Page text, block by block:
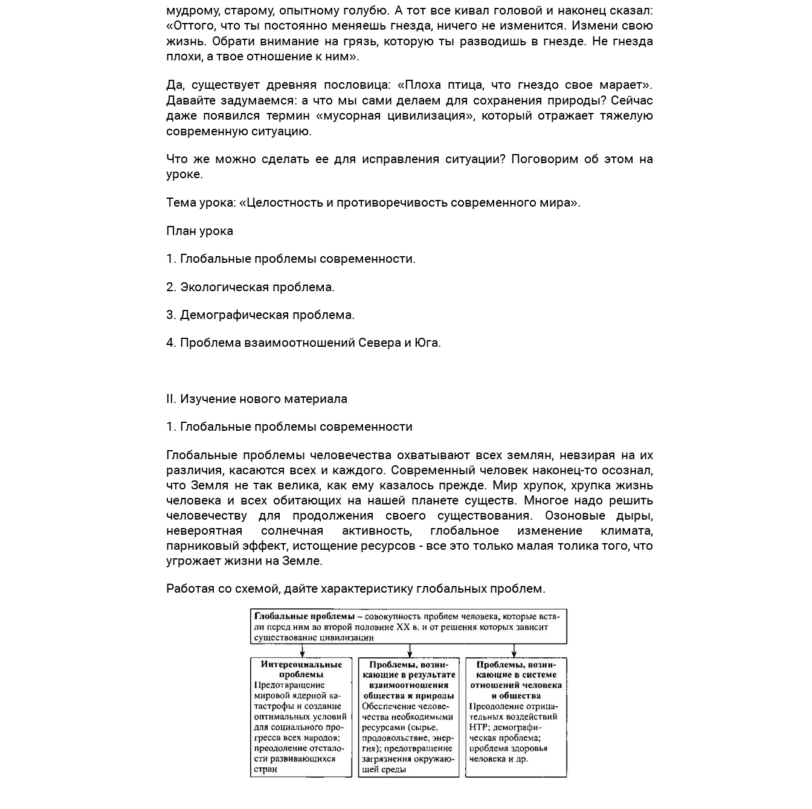
мудрому, старому, опытному голубю. А тот все кивал головой и наконец сказал:
«Оттого, что ты постоянно меняешь гнезда, ничего не изменится. Измени свою
жизнь. Обрати внимание на грязь, которую ты разводишь в гнезде. Не гнезда
плохи, а твое отношение к ним».
Да, существует древняя пословица: «Плоха птица, что гнездо свое марает».
Давайте задумаемся: а что мы сами делаем для сохранения природы? Сейчас
даже появился термин «мусорная цивилизация», который отражает тяжелую
современную ситуацию.
Что же можно сделать ее для исправления ситуации? Поговорим об этом на
уроке.
Тема урока: «Целостность и противоречивость современного мира».
План урока
1. Глобальные проблемы современности.
2. Экологическая проблема.
3. Демографическая проблема.
4. Проблема взаимоотношений Севера и Юга.
II. Изучение нового материала
1. Глобальные проблемы современности
Глобальные проблемы человечества охватывают всех землян, невзирая на их
различия, касаются всех и каждого. Современный человек наконец-то осознал,
что Земля не так велика, как ему казалось прежде. Мир хрупок, хрупка жизнь
человека и всех обитающих на нашей планете существ. Многое надо решить
человечеству для продолжения своего существования. Озоновые дыры,
невероятная солнечная активность, глобальное изменение климата,
парниковый эффект, истощение ресурсов - все это только малая толика того, что
угрожает жизни на Земле.
Работая со схемой, дайте характеристику глобальных проблем.